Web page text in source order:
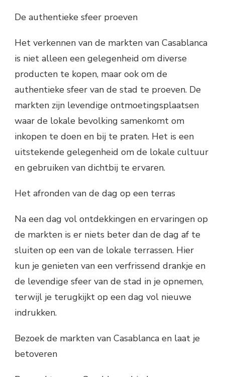
De authentieke sfeer proeven
Het verkennen van de markten van Casablanca
is niet alleen een gelegenheid om diverse
producten te kopen, maar ook om de
authentieke sfeer van de stad te proeven. De
markten zijn levendige ontmoetingsplaatsen
waar de lokale bevolking samenkomt om
inkopen te doen en bij te praten. Het is een
uitstekende gelegenheid om de lokale cultuur
en gebruiken van dichtbij te ervaren.
Het afronden van de dag op een terras
Na een dag vol ontdekkingen en ervaringen op
de markten is er niets beter dan de dag af te
sluiten op een van de lokale terrassen. Hier
kun je genieten van een verfrissend drankje en
de levendige sfeer van de stad in je opnemen,
terwijl je terugkijkt op een dag vol nieuwe
indrukken.
Bezoek de markten van Casablanca en laat je
betoveren